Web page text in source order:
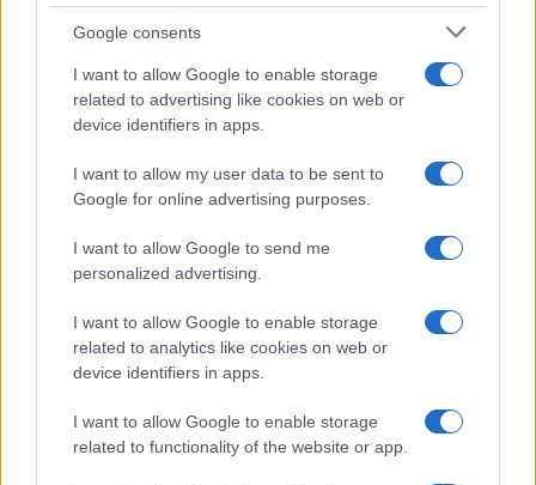
Google consents
I want to allow Google to enable storage
related to advertising like cookies on web or
device identifiers in apps.
I want to allow my user data to be sent to
Google for online advertising purposes.
I want to allow Google to send me
personalized advertising.
I want to allow Google to enable storage
related to analytics like cookies on web or
device identifiers in apps.
I want to allow Google to enable storage
related to functionality of the website or app.
À lire aussi